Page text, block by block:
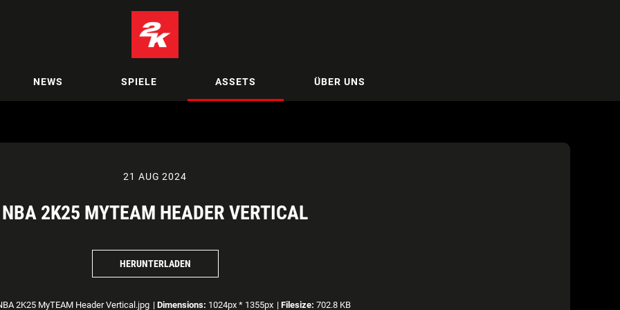
NEWS SPIELE ASSETS ÜBER UNS
21 AUG 2024
NBA 2K25 MYTEAM HEADER VERTICAL
HERUNTERLADEN
2K25 MyTEAM Header Vertical.jpg | Dimensions: 1024px * 1355px | Filesize: 702.8 KB